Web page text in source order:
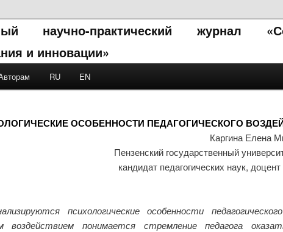
научно-практический журнал
и инновации»
contentcontentRU EN
ОСОБЕННОСТИ ПЕДАГОГИЧЕСКОГО
Каргина Елена
Пензенский государственный
кандидат педагогических наук,
психологические особенности
воздействием понимается стремление педагога